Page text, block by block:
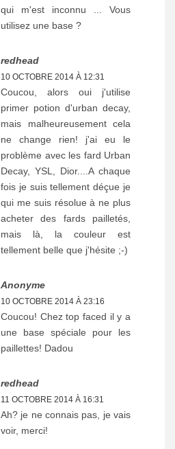
qui m'est inconnu ... Vous
utilisez une base ?
redhead
10 OCTOBRE 2014 À 12:31
Coucou, alors oui j'utilise
primer potion d'urban decay,
mais malheureusement cela
ne change rien! j'ai eu le
problème avec les fard Urban
Decay, YSL, Dior....A chaque
fois je suis tellement déçue je
qui me suis résolue à ne plus
acheter des fards pailletés,
mais là, la couleur est
tellement belle que j'hésite ;-)
Anonyme
10 OCTOBRE 2014 À 23:16
Coucou! Chez top faced il y a
une base spéciale pour les
paillettes! Dadou
redhead
11 OCTOBRE 2014 À 16:31
Ah? je ne connais pas, je vais
voir, merci!